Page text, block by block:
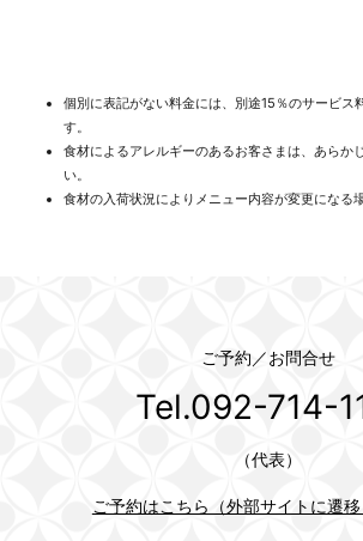
個別に表記がない料金には、別途15％のサービス
す。
食材によるアレルギーのあるお客さまは、あらか
い。
食材の入荷状況によりメニュー内容が変更になる
ご予約／お問合せ
Tel.092-714-
（代表）
ご予約はこちら（外部サイトに遷移